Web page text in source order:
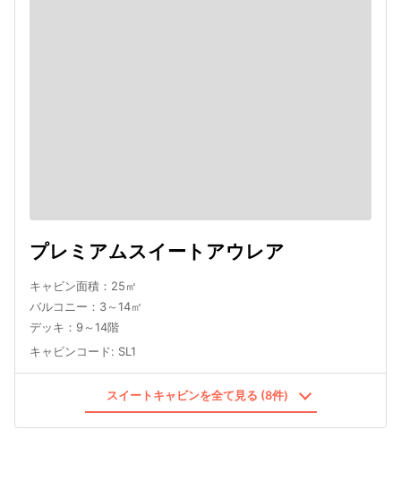
プレミアムスイートアウレア
キャビン面積：25㎡
バルコニー：3～14㎡
デッキ：9～14階
キャビンコード: SL1
スイートキャビンを全て見る (8件)